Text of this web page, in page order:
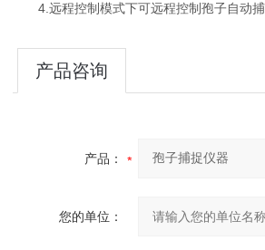
4.远程控制模式下可远程控制孢子自动捕
产品咨询
产品：
您的单位：